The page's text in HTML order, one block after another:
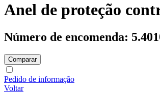
Anel de proteção
Número de encomenda:
Comparar
Pedido de informação
Voltar